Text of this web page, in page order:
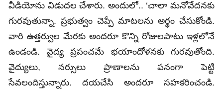
వీడియోను విడుదల చేశారు. అందులో.. ‘చాలా మనోవేదనకు
గురవుతున్నా. ప్రభుత్వం చెప్పే మాటలను అర్థం చేసుకోండి.
వారి ఉత్తర్వుల మేరకు అందరూ కొన్ని రోజులపాటు ఇళ్లలోనే
ఉండండి. వైద్య ప్రపంచమే భయాందోళనకు గురవుతోంది.
వైద్యులు, నర్సులు ప్రాణాలను పనంగా పెట్టి
సేవలందిస్తున్నారు. దయచేసి అందరూ సహకరించండి.